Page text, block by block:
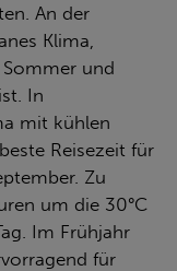
An der
Klima,
und
In
mit kühlen
Reisezeit für
Zu
um die 30°C
Im Frühjahr
für